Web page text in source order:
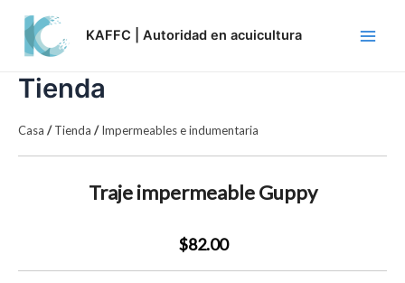
content
KAFFC | Autoridad en acuicultura
Tienda
Casa /Tienda /Impermeables e indumentaria
Traje impermeable Guppy
$82.00